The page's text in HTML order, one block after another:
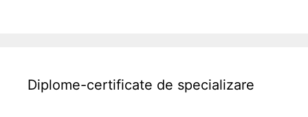
Diplome-certificate de specializare